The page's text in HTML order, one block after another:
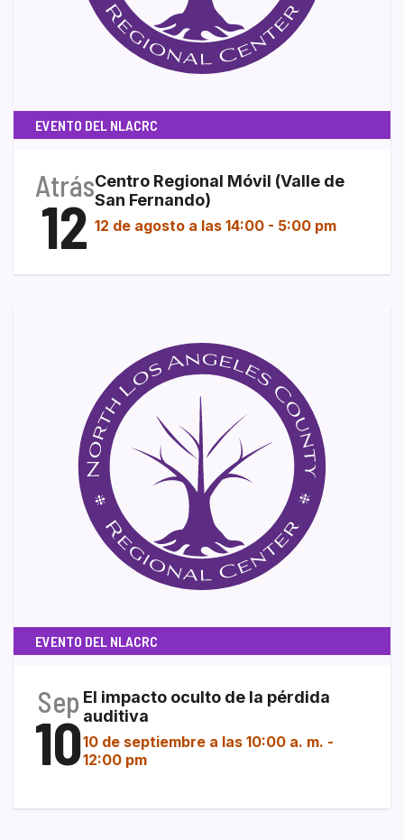
EVENTO DEL NLACRC
Atrás
12
Centro Regional Móvil (Valle de
San Fernando)
12 de agosto a las 14:00 - 5:00 pm
EVENTO DEL NLACRC
Sep
10
El impacto oculto de la pérdida
auditiva
10 de septiembre a las 10:00 a. m. -
12:00 pm